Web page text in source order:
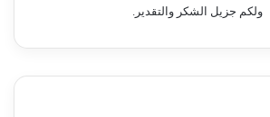
ولكم جزيل الشكر والتقدير.